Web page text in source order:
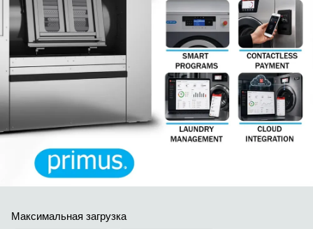
Максимальная загрузка